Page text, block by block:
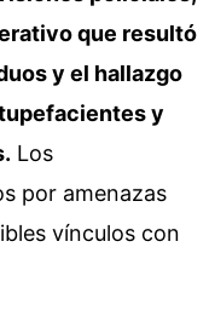
que resultó
y el hallazgo
y
Los
por amenazas
vínculos con